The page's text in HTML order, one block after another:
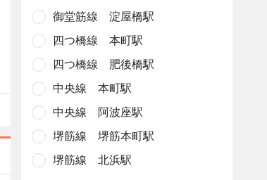
御堂筋線 淀屋橋駅
四つ橋線 本町駅
四つ橋線 肥後橋駅
中央線 本町駅
中央線 阿波座駅
堺筋線 堺筋本町駅
堺筋線 北浜駅